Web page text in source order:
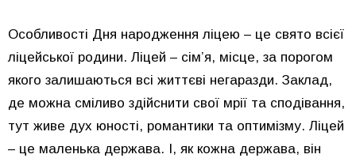
Особливості Дня народження ліцею – це свято всієї
ліцейської родини. Ліцей – сім’я, місце, за порогом
якого залишаються всі життєві негаразди. Заклад,
де можна сміливо здійснити свої мрії та сподівання,
тут живе дух юності, романтики та оптимізму. Ліцей
– це маленька держава. І, як кожна держава, він